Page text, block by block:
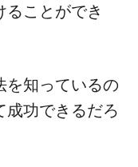
ることができ
を知っているの
成功できるだろ